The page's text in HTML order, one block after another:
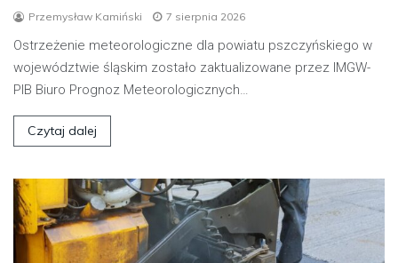
Przemysław Kamiński 7 sierpnia 2026
Ostrzeżenie meteorologiczne dla powiatu pszczyńskiego w
województwie śląskim zostało zaktualizowane przez IMGW-
PIB Biuro Prognoz Meteorologicznych…
Czytaj dalej